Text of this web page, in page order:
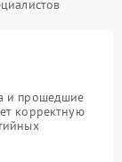
и прошедшие
корректную